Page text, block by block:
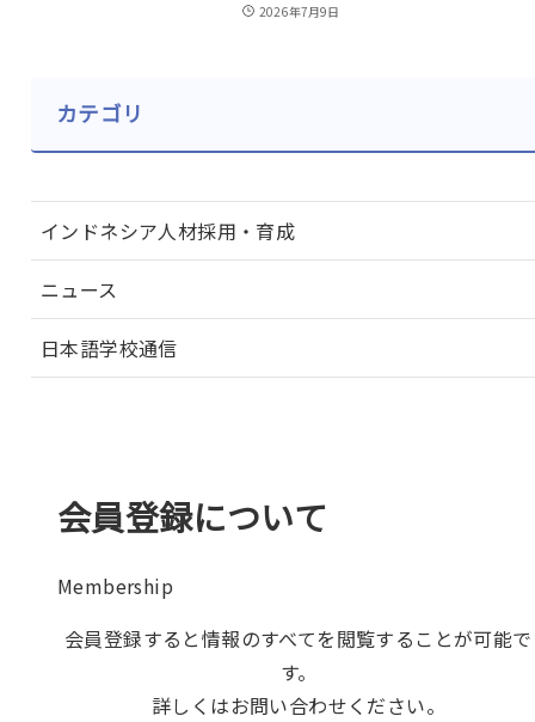
2026年7月9日
カテゴリ
インドネシア人材採用・育成
ニュース
日本語学校通信
会員登録について
Membership
会員登録すると情報のすべてを閲覧することが可能で
す。
詳しくはお問い合わせください。